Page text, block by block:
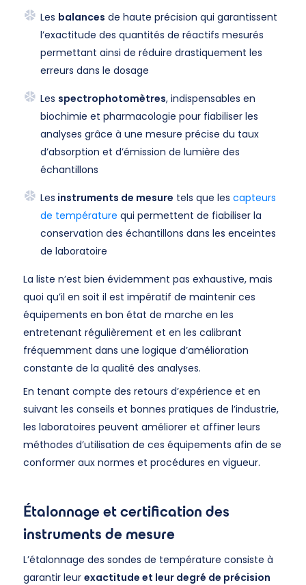
Les balances de haute précision qui garantissent
l’exactitude des quantités de réactifs mesurés
permettant ainsi de réduire drastiquement les
erreurs dans le dosage
Les spectrophotomètres, indispensables en
biochimie et pharmacologie pour fiabiliser les
analyses grâce à une mesure précise du taux
d’absorption et d’émission de lumière des
échantillons
Les instruments de mesure tels que les capteurs
de température qui permettent de fiabiliser la
conservation des échantillons dans les enceintes
de laboratoire
La liste n’est bien évidemment pas exhaustive, mais
quoi qu’il en soit il est impératif de maintenir ces
équipements en bon état de marche en les
entretenant régulièrement et en les calibrant
fréquemment dans une logique d’amélioration
constante de la qualité des analyses.
En tenant compte des retours d’expérience et en
suivant les conseils et bonnes pratiques de l’industrie,
les laboratoires peuvent améliorer et affiner leurs
méthodes d’utilisation de ces équipements afin de se
conformer aux normes et procédures en vigueur.
Étalonnage et certification des
instruments de mesure
L’étalonnage des sondes de température consiste à
garantir leur exactitude et leur degré de précision